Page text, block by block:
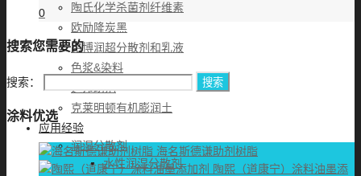
陶氏化学杀菌剂纤维素
欧励隆炭黑
路博润超分散剂和乳液
色浆&染料
迪邦助剂
克莱明顿有机膨润土
应用经验
润湿分散剂
水性润湿分散剂
0
搜索您需要的
搜索：
涂料优选
海名斯德谦助剂树脂
陶熙（道康宁）涂料油墨添